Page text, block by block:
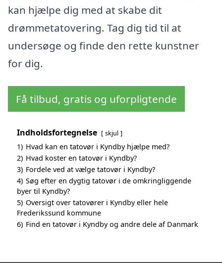
kan hjælpe dig med at skabe dit
drømmetatovering. Tag dig tid til at
undersøge og finde den rette kunstner
for dig.
Få tilbud, gratis og uforpligtende
Indholdsfortegnelse skjul
1) Hvad kan en tatovør i Kyndby hjælpe med?
2) Hvad koster en tatovør i Kyndby?
3) Fordele ved at vælge tatovør i Kyndby?
4) Søg efter en dygtig tatovør i de omkringliggende
byer til Kyndby?
5) Oversigt over tatovører i Kyndby eller hele
Frederikssund kommune
6) Find en tatovør i Kyndby og andre dele af Danmark